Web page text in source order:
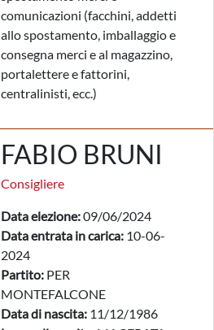
comunicazioni (facchini, addetti
allo spostamento, imballaggio e
consegna merci e al magazzino,
portalettere e fattorini,
centralinisti, ecc.)
FABIO BRUNI
Consigliere
Data elezione:09/06/2024
Data entrata in carica: 10-06-
2024
Partito: PER
MONTEFALCONE
Data di nascita: 11/12/1986